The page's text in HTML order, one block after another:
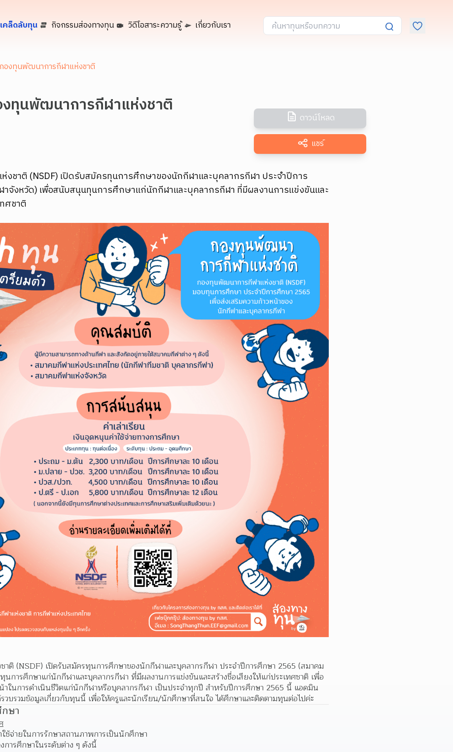
เคล็ดลับทุน กิจกรรมส่องทางทุน วิดีโอสาระความรู้ เกี่ยวกับเรา
องทุนพัฒนาการกีฬาแห่งชาติ
ทุนพัฒนาการกีฬาแห่งชาติ
ดาวน์โหลด
แชร์
ชาติ (NSDF) เปิดรับสมัครทุนการศึกษาของนักกีฬาและบุคลากรกีฬา ประจำปีการ
จังหวัด) เพื่อสนับสนุนทุนการศึกษาแก่นักกีฬาและบุคลากรกีฬา ที่มีผลงานการแข่งขันและ
ศชาติ
ติ (NSDF) เปิดรับสมัครทุนการศึกษาของนักกีฬาและบุคลากรกีฬา ประจำปีการศึกษา 2565 (สมาคม
การศึกษาแก่นักกีฬาและบุคลากรกีฬา ที่มีผลงานการแข่งขันและสร้างชื่อเสียงให้แก่ประเทศชาติ เพื่อ
าในการดำเนินชีวิตแก่นักกีฬาหรือบุคลากรกีฬา เป็นประจำทุกปี สำหรับปีการศึกษา 2565 นี้ แอดมิน
วบรวมข้อมูลเกี่ยวกับทุนนี้ เพื่อให้ครูและนักเรียน/นักศึกษาที่สนใจ ได้ศึกษาและติดตามทุนต่อไปค่ะ
ษา
ช้จ่ายในการรักษาสถานภาพการเป็นนักศึกษา
ารศึกษาในระดับต่าง ๆ ดังนี้